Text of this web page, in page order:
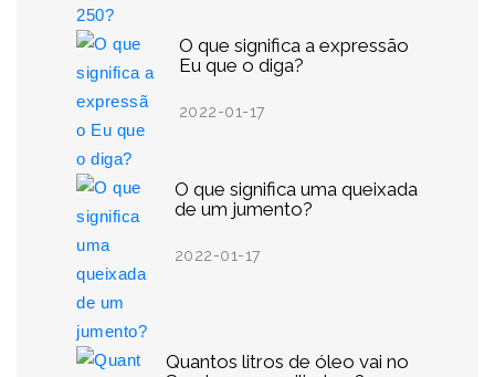
O que significa a expressão
Eu que o diga?
2022-01-17
O que significa uma queixada
de um jumento?
2022-01-17
Quantos litros de óleo vai no